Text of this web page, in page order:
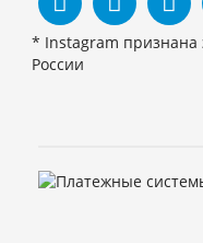
* Instagram признана
России